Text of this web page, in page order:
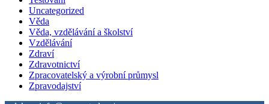
Uncategorized
Věda
Věda, vzdělávání a školství
Vzdělávání
Zdraví
Zdravotnictví
Zpracovatelský a výrobní průmysl
Zpravodajství